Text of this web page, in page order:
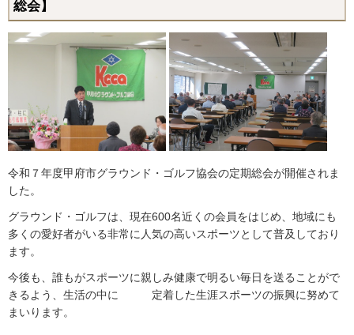
総会】
令和７年度甲府市グラウンド・ゴルフ協会の定期総会が開催されま
した。
グラウンド・ゴルフは、現在600名近くの会員をはじめ、地域にも
多くの愛好者がいる非常に人気の高いスポーツとして普及しており
ます。
今後も、誰もがスポーツに親しみ健康で明るい毎日を送ることがで
きるよう、生活の中に 定着した生涯スポーツの振興に努めて
まいります。